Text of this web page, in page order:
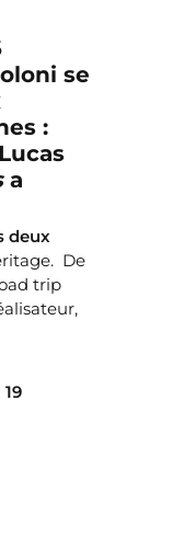
se
:
a
deux
De
trip